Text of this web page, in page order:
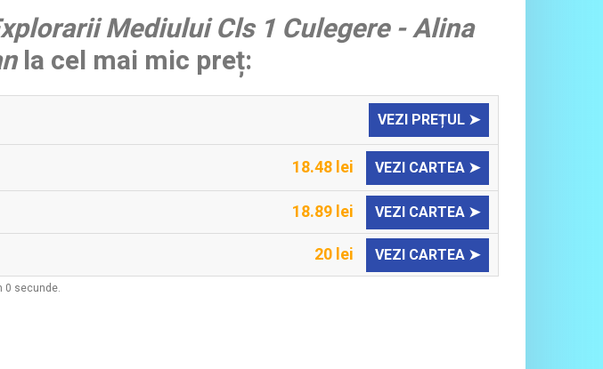
Mediului Cls 1 Culegere - Alina
la cel mai mic preț:
VEZI PREȚUL ➤
18.48 lei VEZI CARTEA ➤
18.89 lei VEZI CARTEA ➤
20 lei VEZI CARTEA ➤
0 secunde.